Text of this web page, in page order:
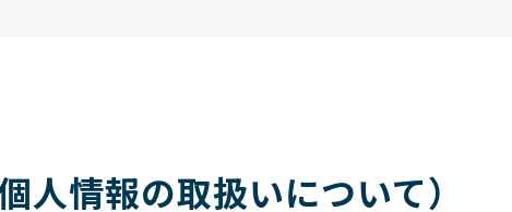
人情報の取扱いについて）